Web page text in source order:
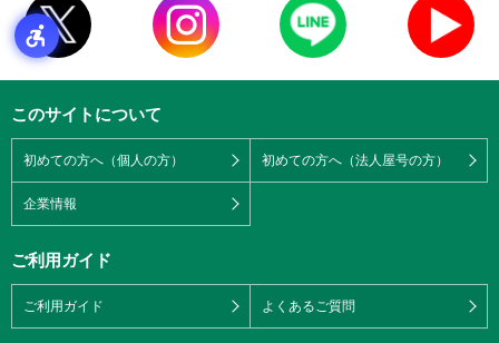
このサイトについて
初めての方へ（個人の方） 初めての方へ（法人屋号の方）
企業情報
ご利用ガイド
ご利用ガイド よくあるご質問